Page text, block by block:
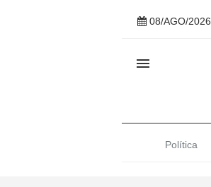
08/AGO/2026

Política